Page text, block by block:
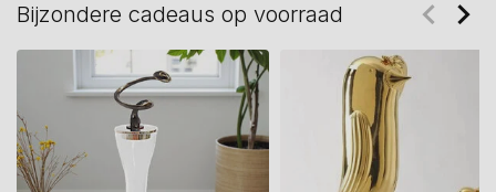
Bijzondere cadeaus op voorraad